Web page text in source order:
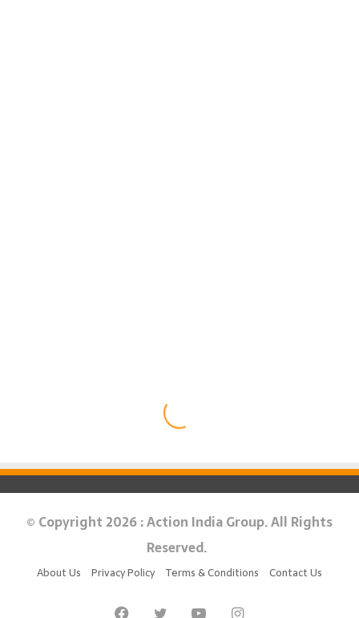
© Copyright 2026 : Action India Group. All Rights
Reserved.
About Us Privacy Policy Terms & Conditions Contact Us
FacebookTwitter YouTubeInstagram